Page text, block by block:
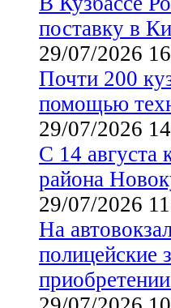
поставку в
29/07/2026
Почти 200
помощью
29/07/2026
С 14 августа
района
29/07/2026
На
полицейские